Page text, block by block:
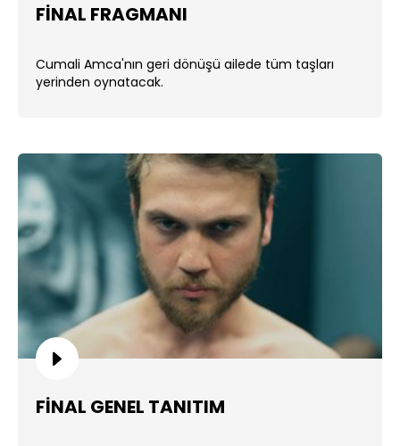
FİNAL FRAGMANI
Cumali Amca'nın geri dönüşü ailede tüm taşları
yerinden oynatacak.
FİNAL GENEL TANITIM